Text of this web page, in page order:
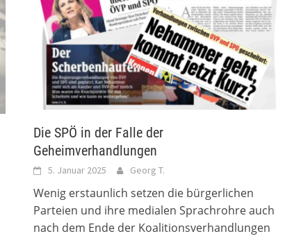
Die SPÖ in der Falle der
Geheimverhandlungen
5. Januar 2025 Georg T.
Wenig erstaunlich setzen die bürgerlichen
Parteien und ihre medialen Sprachrohre auch
nach dem Ende der Koalitionsverhandlungen